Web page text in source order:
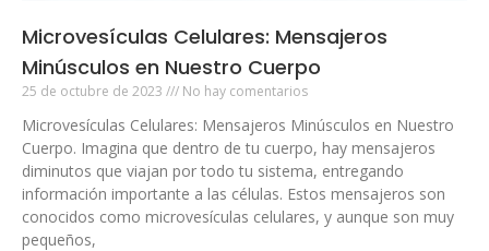
Microvesículas Celulares: Mensajeros
Minúsculos en Nuestro Cuerpo
25 de octubre de 2023 No hay comentarios
Microvesículas Celulares: Mensajeros Minúsculos en Nuestro
Cuerpo. Imagina que dentro de tu cuerpo, hay mensajeros
diminutos que viajan por todo tu sistema, entregando
información importante a las células. Estos mensajeros son
conocidos como microvesículas celulares, y aunque son muy
pequeños,